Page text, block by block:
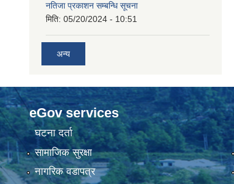
नतिजा प्रकाशन सम्बन्धि सूचना
मिति: 05/20/2024 - 10:51
अन्य
eGov services
घटना दर्ता
सामाजिक सुरक्षा
नागरिक वडापत्र